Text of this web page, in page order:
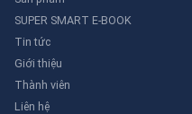
SUPER SMART E-BOOK
Tin tức
Giới thiệu
Thành viên
Liên hệ